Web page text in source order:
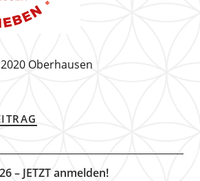
Oberhausen
– JETZT anmelden!